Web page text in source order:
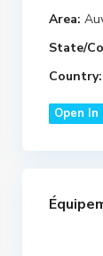
Area:
State/
Country:
Open In